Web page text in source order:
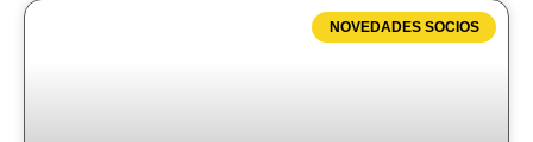
NOVEDADES SOCIOS